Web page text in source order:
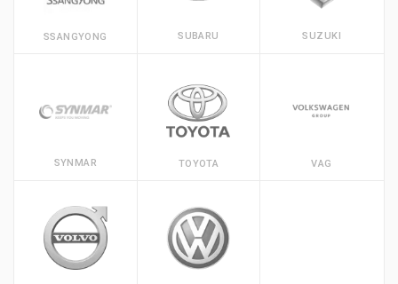
SSANGYONG SUBARU SUZUKI
SYNMAR TOYOTA VAG